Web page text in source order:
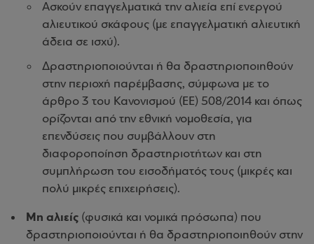
Ασκούν επαγγελματικά την αλιεία επί ενεργού
αλιευτικού σκάφους (με επαγγελματική αλιευτική
άδεια σε ισχύ).
Δραστηριοποιούνται ή θα δραστηριοποιηθούν
στην περιοχή παρέμβασης, σύμφωνα με το
άρθρο 3 του Κανονισμού (ΕΕ) 508/2014 και όπως
ορίζονται από την εθνική νομοθεσία, για
επενδύσεις που συμβάλλουν στη
διαφοροποίηση δραστηριοτήτων και στη
συμπλήρωση του εισοδήματός τους (μικρές και
πολύ μικρές επιχειρήσεις).
Μη αλιείς (φυσικά και νομικά πρόσωπα) που
δραστηριοποιούνται ή θα δραστηριοποιηθούν στην